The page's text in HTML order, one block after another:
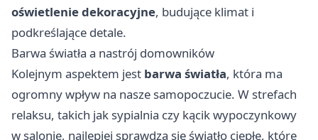
oświetlenie dekoracyjne, budujące klimat i
podkreślające detale.
Barwa światła a nastrój domowników
Kolejnym aspektem jest barwa światła, która ma
ogromny wpływ na nasze samopoczucie. W strefach
relaksu, takich jak sypialnia czy kącik wypoczynkowy
w salonie, najlepiej sprawdza się światło ciepłe, które